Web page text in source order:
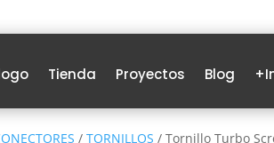
Tienda Proyectos Blog
/TORNILLOS / Tornillo Turbo